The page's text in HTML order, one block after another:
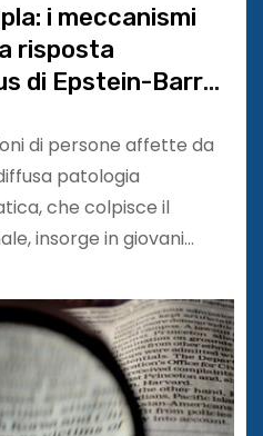
i meccanismi
risposta
di Epstein-Barr
di persone affette da
patologia
che colpisce il
insorge in giovani…